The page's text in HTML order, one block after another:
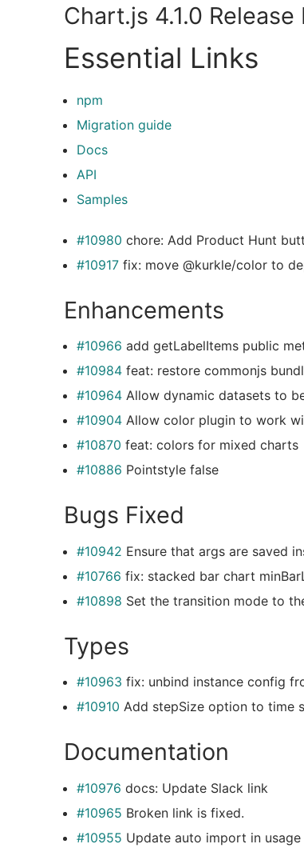
Chart.js 4.1.0 Release
Essential Links
npm
Migration guide
Docs
API
Samples
#10980 chore: Add Product Hunt
#10917 fix: move @kurkle/color to
Enhancements
#10966 add getLabelItems public
#10984 feat: restore commonjs
#10964 Allow dynamic datasets to
#10904 Allow color plugin to work
#10870 feat: colors for mixed charts
#10886 Pointstyle false
Bugs Fixed
#10942 Ensure that args are saved
#10766 fix: stacked bar chart
#10898 Set the transition mode to
Types
#10963 fix: unbind instance config
#10910 Add stepSize option to time
Documentation
#10976 docs: Update Slack link
#10965 Broken link is fixed.
#10955 Update auto import in